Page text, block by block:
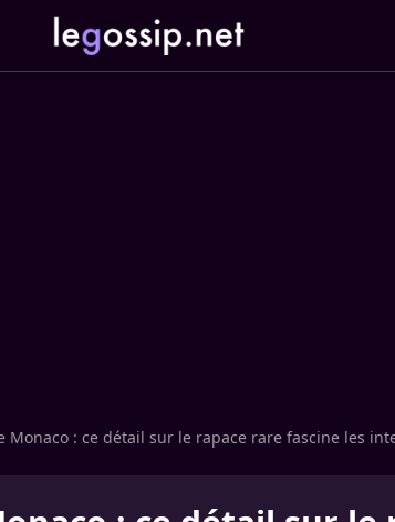
Monaco : ce détail sur le rapace rare fascine les